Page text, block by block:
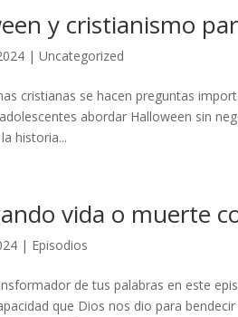
y cristianismo
|Uncategorized
cristianas se hacen preguntas
abordar Halloween sin
historia...
vida o muerte
| Episodios
de tus palabras en este
que Dios nos dio para